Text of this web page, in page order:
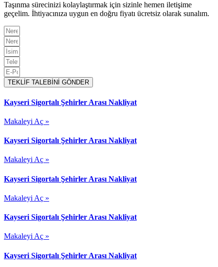
Taşınma sürecinizi kolaylaştırmak için sizinle hemen iletişime
geçelim. İhtiyacınıza uygun en doğru fiyatı ücretsiz olarak sunalım.
TEKLİF TALEBİNİ GÖNDER
Kayseri Sigortalı Şehirler Arası Nakliyat
Makaleyi Aç »
Kayseri Sigortalı Şehirler Arası Nakliyat
Makaleyi Aç »
Kayseri Sigortalı Şehirler Arası Nakliyat
Makaleyi Aç »
Kayseri Sigortalı Şehirler Arası Nakliyat
Makaleyi Aç »
Kayseri Sigortalı Şehirler Arası Nakliyat